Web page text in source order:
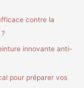
contre la
innovante anti-
pour préparer vos